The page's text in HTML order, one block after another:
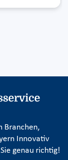
Branchen,
Innovativ
genau richtig!